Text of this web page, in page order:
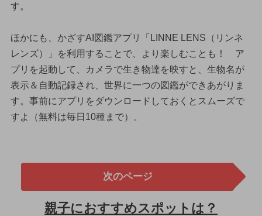
す。
ほかにも、かざすAI図鑑アプリ「LINNE LENS（リンネ
レンズ）」を利用することで、より楽しむことも！ ア
プリを起動して、カメラで生き物達を映すと、生物名が
表示＆自動記録され、世界に一つの図鑑ができあがりま
す。事前にアプリをダウンロードしておくとスムーズで
すよ（無料は毎日10種まで）。
次のページ
親子におすすめスポットは？